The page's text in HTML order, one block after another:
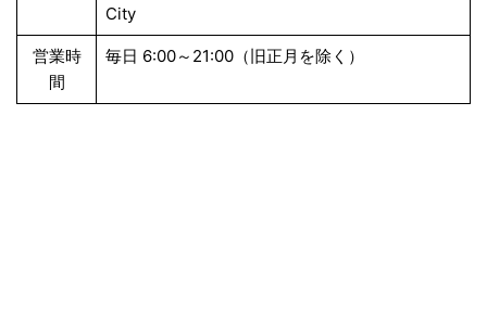
City
営業時
間
毎日 6:00～21:00（旧正月を除く）